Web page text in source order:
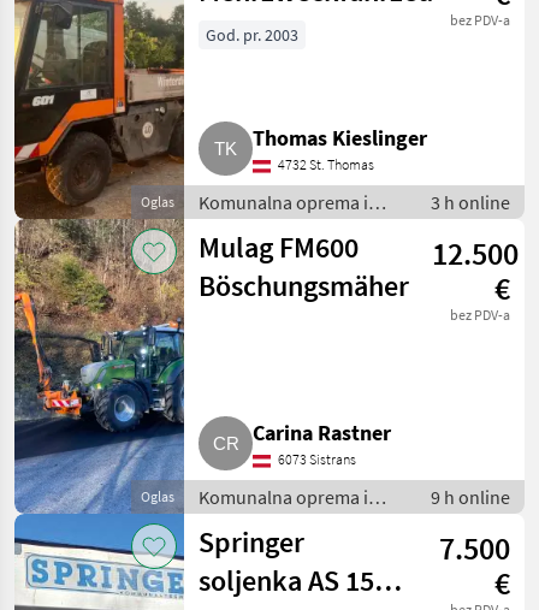
Oglas
bez PDV-a
God. pr. 2003
Thomas Kieslinger
4732 St. Thomas
Komunalna oprema i
vozila / Komunalna vozila
3 h online
Oglas
Mulag FM600
Böschungsmäher
12.500
€
bez PDV-a
Carina Rastner
6073 Sistrans
Komunalna oprema i
vozila / Kosilice za nagibe
9 h online
Springer
soljenka AS 150
7.500
€